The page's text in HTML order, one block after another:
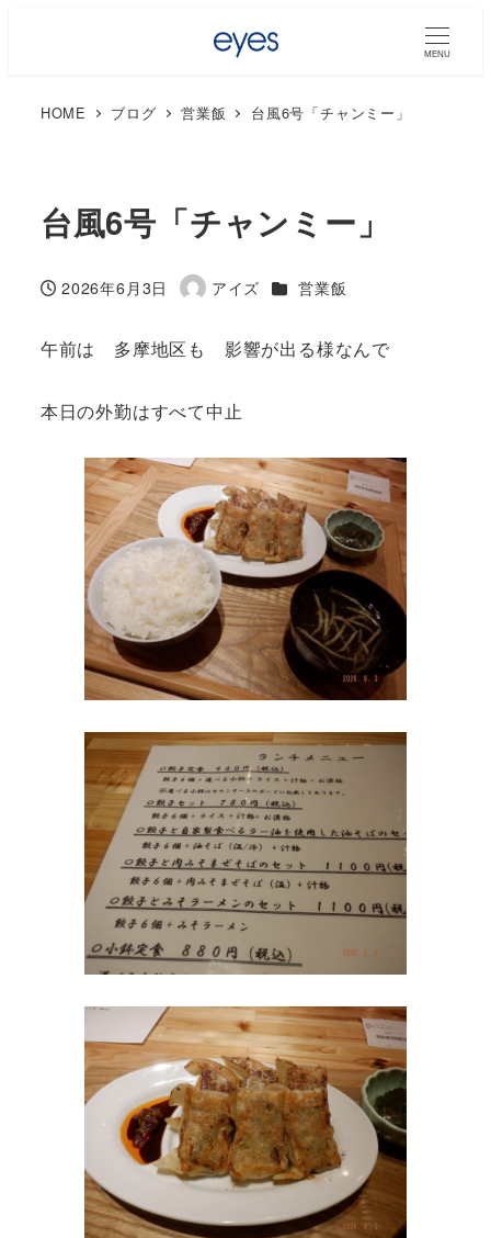
MENU
HOME ブログ 営業飯 台風6号「チャンミー」
台風6号「チャンミー」
投稿日
2026年6月3日
著
アイズ カテゴリー
営業飯
午前は 多摩地区も 影響が出る様なんで
本日の外勤はすべて中止